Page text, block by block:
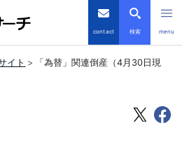
contact 検索 menu
イト
「為替」関連倒産（4月30日現